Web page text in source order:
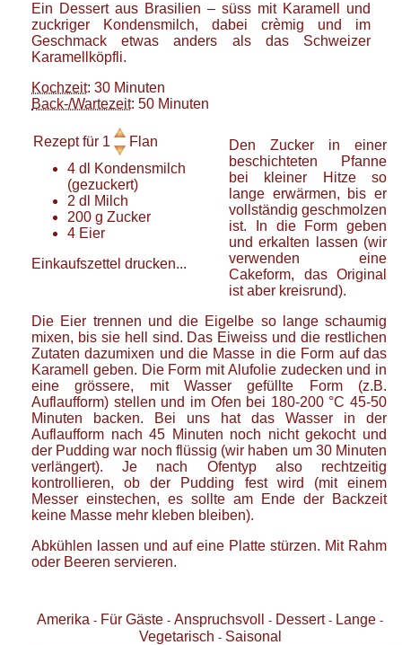
Ein Dessert aus Brasilien – süss mit Karamell und
zuckriger Kondensmilch, dabei crèmig und im
Geschmack etwas anders als das Schweizer
Karamellköpfli.
Kochzeit: 30 Minuten
Back-/Wartezeit: 50 Minuten
Rezept für 1
Flan
4 dl
Kondensmilch
(gezuckert)
2 dl
Milch
200 g Zucker
4 Eier
Einkaufszettel drucken...
Den Zucker in einer
beschichteten Pfanne
bei kleiner Hitze so
lange erwärmen, bis er
vollständig geschmolzen
ist. In die Form geben
und erkalten lassen (wir
verwenden eine
Cakeform, das Original
ist aber kreisrund).
Die Eier trennen und die Eigelbe so lange schaumig
mixen, bis sie hell sind. Das Eiweiss und die restlichen
Zutaten dazumixen und die Masse in die Form auf das
Karamell geben. Die Form mit Alufolie zudecken und in
eine grössere, mit Wasser gefüllte Form (z.B.
Auflaufform) stellen und im Ofen bei 180-200 °C 45-50
Minuten backen. Bei uns hat das Wasser in der
Auflaufform nach 45 Minuten noch nicht gekocht und
der Pudding war noch flüssig (wir haben um 30 Minuten
verlängert). Je nach Ofentyp also rechtzeitig
kontrollieren, ob der Pudding fest wird (mit einem
Messer einstechen, es sollte am Ende der Backzeit
keine Masse mehr kleben bleiben).
Abkühlen lassen und auf eine Platte stürzen. Mit Rahm
oder Beeren servieren.
Amerika - Für Gäste - Anspruchsvoll - Dessert- Lange -
Vegetarisch - Saisonal